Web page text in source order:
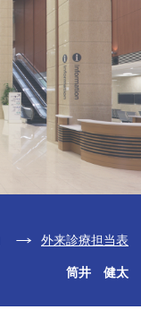
外来診療担当表
筒井 健太